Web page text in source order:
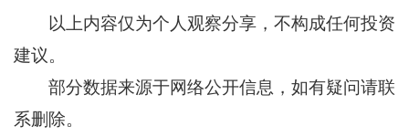
以上内容仅为个人观察分享，不构成任何投资
建议。
部分数据来源于网络公开信息，如有疑问请联
系删除。